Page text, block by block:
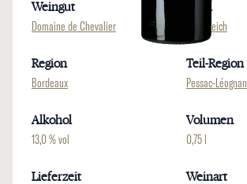
Weingut
Domaine de Chevalier
Land
Frankreich
Region
Bordeaux
Teil-Region
Pessac-Léognan
Alkohol
13,0 % vol
Volumen
0,75 l
Lieferzeit Weinart